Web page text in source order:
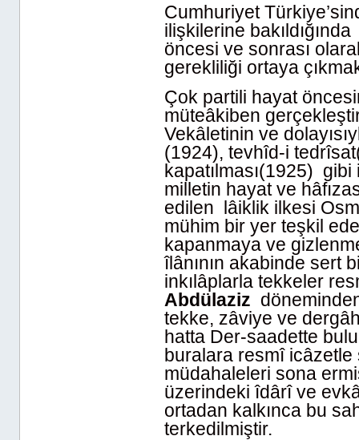
Cumhuriyet
ilişkilerine
öncesi ve sonrası
gerekliliği ortaya
Çok partili hayat
müteâkiben
Vekâletinin ve
(1924), tevhîd-i
kapatılması(1925)
milletin hayat ve
edilen lâiklik ilkesi
mühim bir yer teşkil
kapanmaya ve
îlânının akabinde sert
inkılâplarla tekkeler
Abdülaziz
tekke, zâviye ve
hatta Der-saadette
buralara resmî
müdahaleleri sona
üzerindeki îdârî ve
ortadan kalkınca bu
terkedilmiştir.